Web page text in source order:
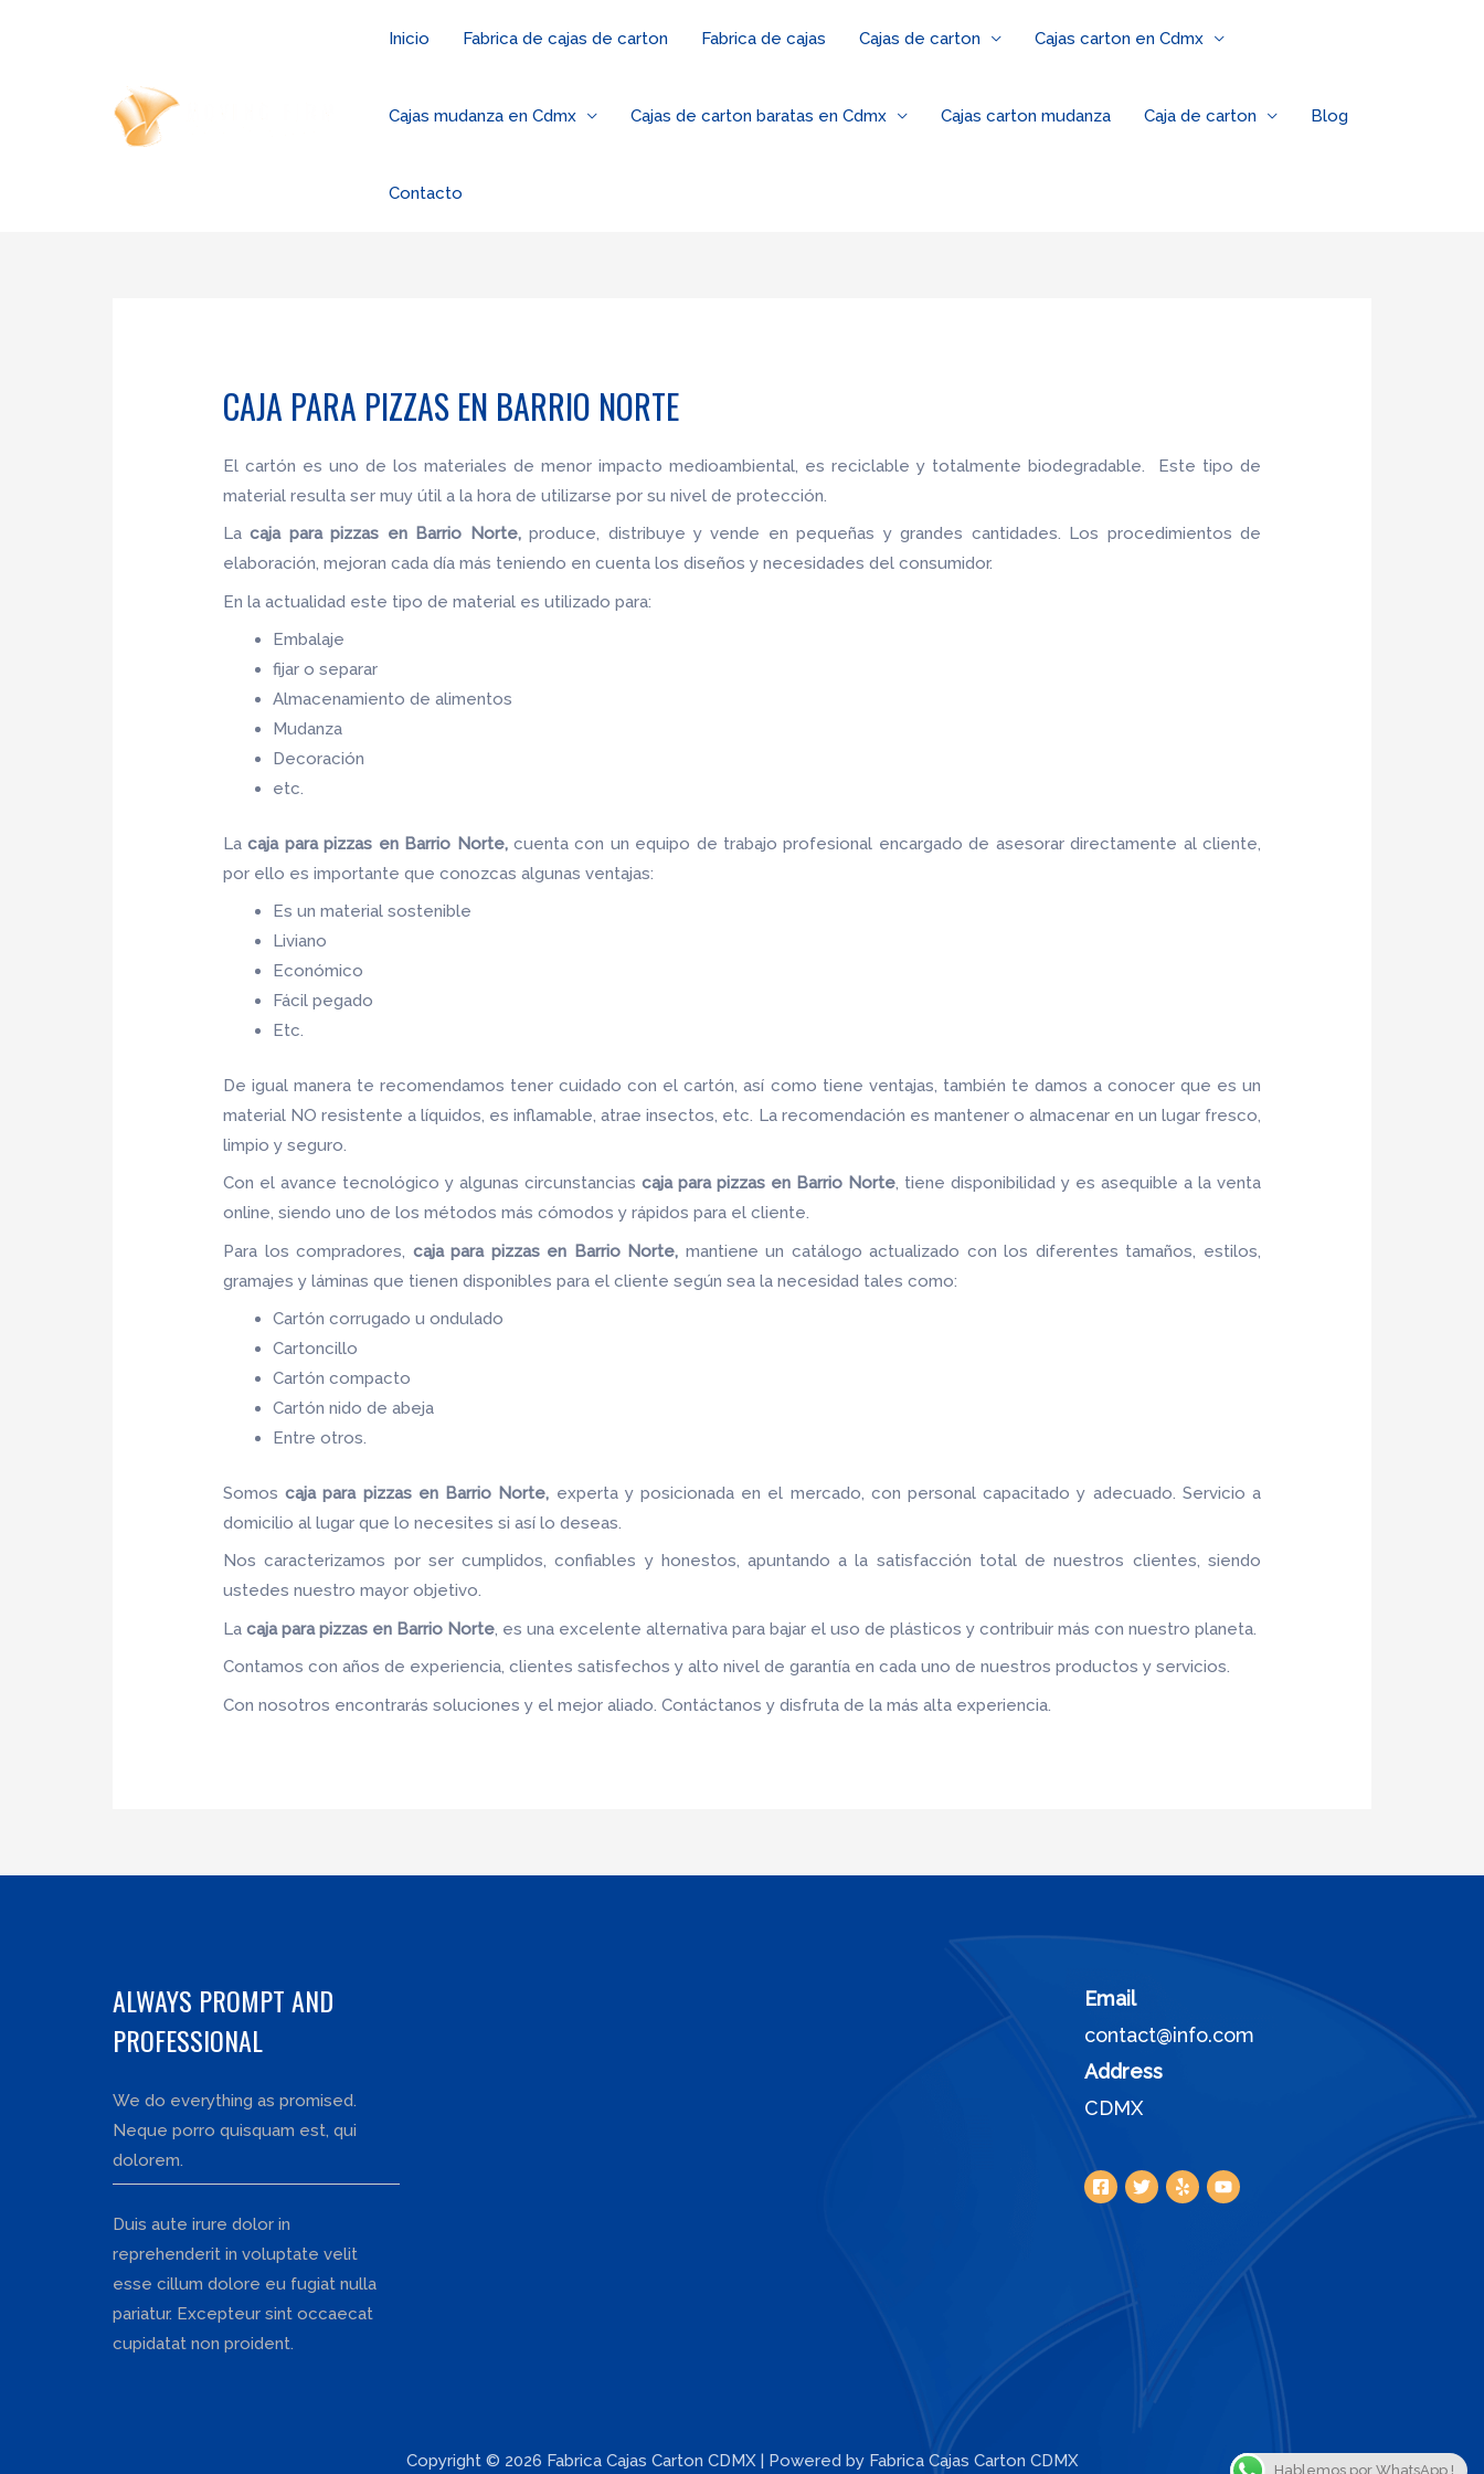
Inicio Fabrica de cajas de carton Fabrica de cajas Cajas de carton Cajas carton en Cdmx
Cajas mudanza en Cdmx Cajas de carton baratas en Cdmx Cajas carton mudanza Caja de carton Blog
Contacto
CAJA PARA PIZZAS EN BARRIO NORTE
El cartón es uno de los materiales de menor impacto medioambiental, es reciclable y totalmente biodegradable. Este tipo de
material resulta ser muy útil a la hora de utilizarse por su nivel de protección.
La caja para pizzas en Barrio Norte,produce, distribuye y vende en pequeñas y grandes cantidades. Los procedimientos de
elaboración, mejoran cada día más teniendo en cuenta los diseños y necesidades del consumidor.
En la actualidad este tipo de material es utilizado para:
Embalaje
fijar o separar
Almacenamiento de alimentos
Mudanza
Decoración
etc.
Lacaja para pizzas en Barrio Norte, cuenta con un equipo de trabajo profesional encargado de asesorar directamente al cliente,
por ello es importante que conozcas algunas ventajas:
Es un material sostenible
Liviano
Económico
Fácil pegado
Etc.
De igual manera te recomendamos tener cuidado con el cartón, así como tiene ventajas, también te damos a conocer que es un
material NO resistente a líquidos, es inflamable, atrae insectos, etc. La recomendación es mantener o almacenar en un lugar fresco,
limpio y seguro.
Con el avance tecnológico y algunas circunstanciascaja para pizzas en Barrio Norte, tiene disponibilidad y es asequible a la venta
online, siendo uno de los métodos más cómodos y rápidos para el cliente.
Para los compradores, caja para pizzasen Barrio Norte, mantiene un catálogo actualizado con los diferentes tamaños, estilos,
gramajes y láminas que tienen disponibles para el cliente según sea la necesidad tales como:
Cartón corrugado u ondulado
Cartoncillo
Cartón compacto
Cartón nido de abeja
Entre otros.
Somoscaja para pizzasen Barrio Norte, experta y posicionada en el mercado, con personal capacitado y adecuado. Servicio a
domicilio al lugar que lo necesites si así lo deseas.
Nos caracterizamos por ser cumplidos, confiables y honestos, apuntando a la satisfacción total de nuestros clientes, siendo
ustedes nuestro mayor objetivo.
Lacaja para pizzas en Barrio Norte , es una excelente alternativa para bajar el uso de plásticos y contribuir más con nuestro planeta.
Contamos con años de experiencia, clientes satisfechos y alto nivel de garantía en cada uno de nuestros productos y servicios.
Con nosotros encontrarás soluciones y el mejor aliado. Contáctanos y disfruta de la más alta experiencia.
ALWAYS PROMPT AND
PROFESSIONAL
We do everything as promised.
Neque porro quisquam est, qui
dolorem.
Duis aute irure dolor in
reprehenderit in voluptate velit
esse cillum dolore eu fugiat nulla
pariatur. Excepteur sint occaecat
cupidatat non proident.
Email
contact@info.com
Address
CDMX
Copyright © 2026 Fabrica Cajas Carton CDMX | Powered by Fabrica Cajas Carton CDMX Hablemos por WhatsApp !